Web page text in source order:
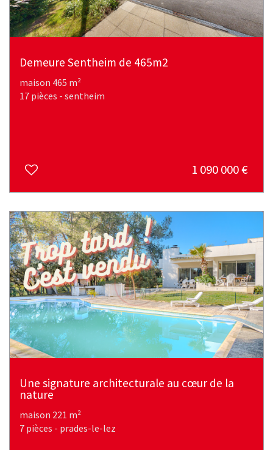
Demeure Sentheim de 465m2
maison 465 m²
17 pièces - sentheim
1 090 000€
Une signature architecturale au cœur de la
nature
maison 221 m²
7 pièces - prades-le-lez